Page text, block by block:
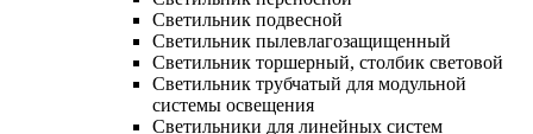
Светильник подвесной
Светильник пылевлагозащищенный
Светильник торшерный, столбик световой
Светильник трубчатый для модульной
системы освещения
Светильники для линейных систем